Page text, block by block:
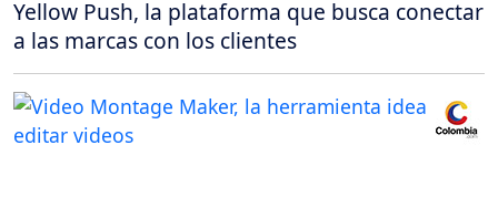
Yellow Push, la plataforma que busca conectar
a las marcas con los clientes